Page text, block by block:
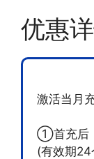
优惠
激活当月
①首充后
(有效期24